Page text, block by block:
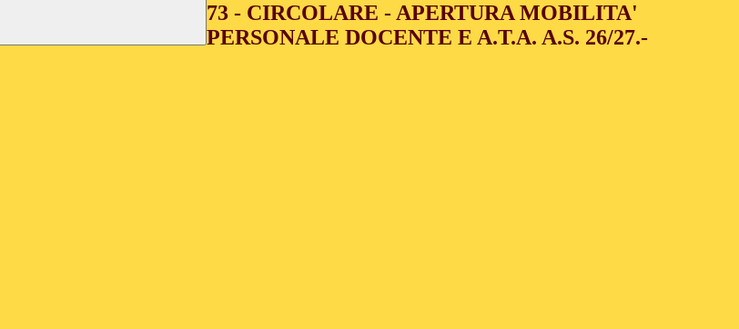
73 - CIRCOLARE - APERTURA MOBILITA'
PERSONALE DOCENTE E A.T.A. A.S. 26/27.-